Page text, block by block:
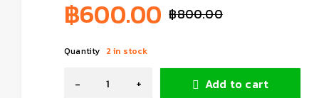
฿800.00
฿600.00
Quantity 2 in stock
Add to cart